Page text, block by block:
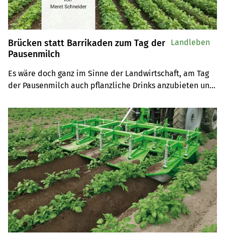
Brücken statt Barrikaden zum Tag der
Pausenmilch
Es wäre doch ganz im Sinne der Landwirtschaft, am Tag
der Pausenmilch auch pflanzliche Drinks anzubieten und
informieren, findet Meret Schneider.
Landleben